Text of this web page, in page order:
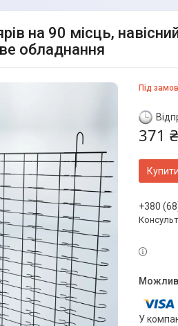
на 90 місць,
обладнання
Під
371 ₴
Купити
+380
У